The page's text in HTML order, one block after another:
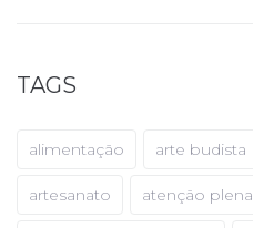
TAGS
alimentação arte budista
artesanato atenção plena